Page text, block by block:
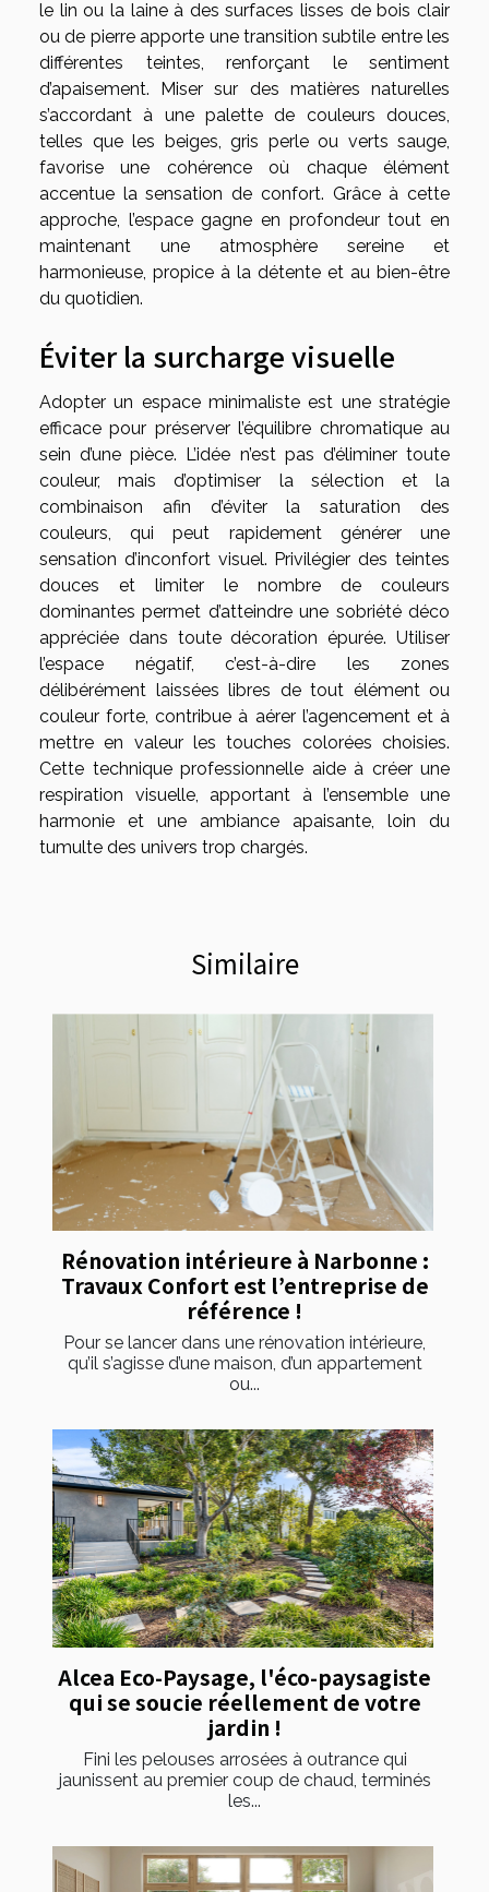
le lin ou la laine à des surfaces lisses de bois clair
ou de pierre apporte une transition subtile entre les
différentes teintes, renforçant le sentiment
d’apaisement. Miser sur des matières naturelles
s’accordant à une palette de couleurs douces,
telles que les beiges, gris perle ou verts sauge,
favorise une cohérence où chaque élément
accentue la sensation de confort. Grâce à cette
approche, l’espace gagne en profondeur tout en
maintenant une atmosphère sereine et
harmonieuse, propice à la détente et au bien-être
du quotidien.
Éviter la surcharge visuelle
Adopter un espace minimaliste est une stratégie
efficace pour préserver l’équilibre chromatique au
sein d’une pièce. L’idée n’est pas d’éliminer toute
couleur, mais d’optimiser la sélection et la
combinaison afin d’éviter la saturation des
couleurs, qui peut rapidement générer une
sensation d’inconfort visuel. Privilégier des teintes
douces et limiter le nombre de couleurs
dominantes permet d’atteindre une sobriété déco
appréciée dans toute décoration épurée. Utiliser
l’espace négatif, c’est-à-dire les zones
délibérément laissées libres de tout élément ou
couleur forte, contribue à aérer l’agencement et à
mettre en valeur les touches colorées choisies.
Cette technique professionnelle aide à créer une
respiration visuelle, apportant à l’ensemble une
harmonie et une ambiance apaisante, loin du
tumulte des univers trop chargés.
Similaire
Rénovation intérieure à Narbonne :
Travaux Confort est l’entreprise de
référence !
Pour se lancer dans une rénovation intérieure,
qu’il s’agisse d’une maison, d’un appartement
ou...
Alcea Eco-Paysage, l'éco-paysagiste
qui se soucie réellement de votre
jardin !
Fini les pelouses arrosées à outrance qui
jaunissent au premier coup de chaud, terminés
les...